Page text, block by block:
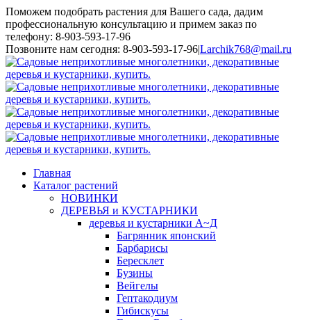
Поможем подобрать растения для Вашего сада, дадим
профессиональную консультацию и примем заказ по
телефону: 8-903-593-17-96
Toggle
SlidingBar
Area
Позвоните нам сегодня: 8-903-593-17-96|Larchik768@mail.ru
Главная
Каталог растений
НОВИНКИ
ДЕРЕВЬЯ и КУСТАРНИКИ
деревья и кустарники А~Д
Багрянник японский
Барбарисы
Бересклет
Бузины
Вейгелы
Гептакодиум
Гибискусы